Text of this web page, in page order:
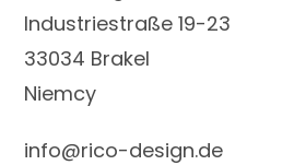
Industriestraße 19-23
33034 Brakel
Niemcy
info@rico-design.de